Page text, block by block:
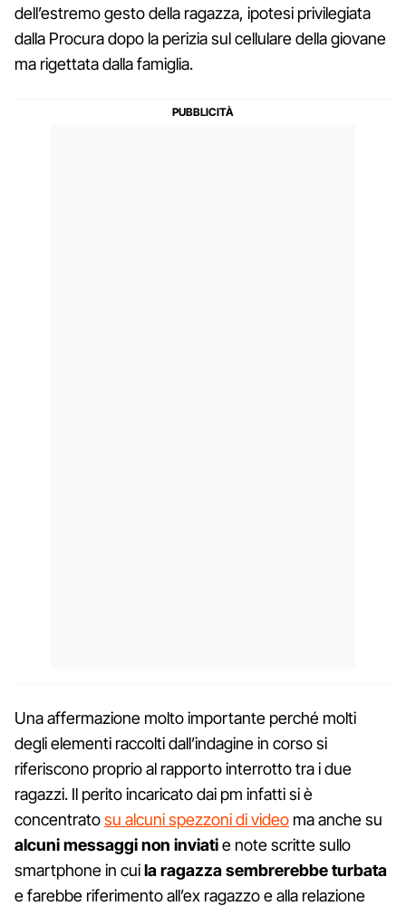
dell’estremo gesto della ragazza, ipotesi privilegiata
dalla Procura dopo la perizia sul cellulare della giovane
ma rigettata dalla famiglia.
Una affermazione molto importante perché molti
degli elementi raccolti dall’indagine in corso si
riferiscono proprio al rapporto interrotto tra i due
ragazzi. Il perito incaricato dai pm infatti si è
concentratosu alcuni spezzoni di video ma anche su
alcuni messaggi non inviatie note scritte sullo
smartphone in cuila ragazza sembrerebbe turbata
e farebbe riferimento all’ex ragazzo e alla relazione